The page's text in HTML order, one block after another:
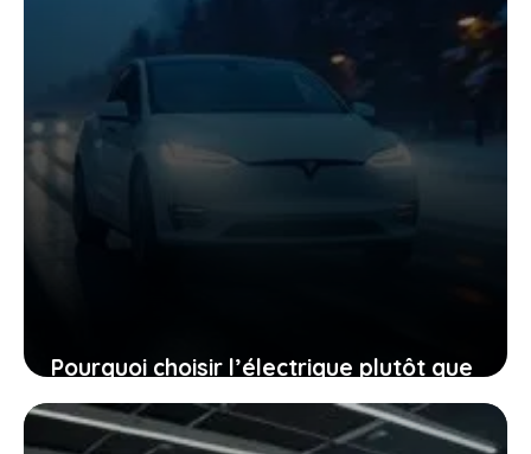
Pourquoi choisir l’électrique plutôt que
le diesel, même quand le mercure
chute à -40 °C